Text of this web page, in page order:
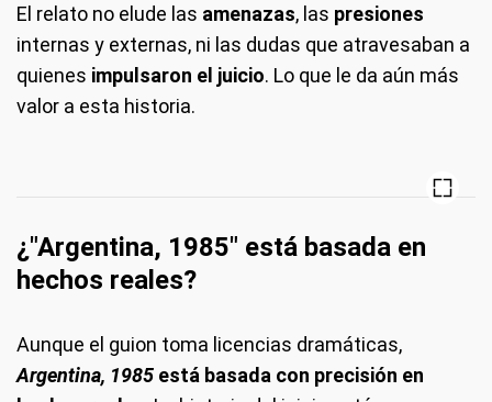
El relato no elude las amenazas, las presiones
internas y externas, ni las dudas que atravesaban a
quienes impulsaron el juicio. Lo que le da aún más
valor a esta historia.
¿"Argentina, 1985" está basada en
hechos reales?
Aunque el guion toma licencias dramáticas,
Argentina, 1985 está basada con precisión en